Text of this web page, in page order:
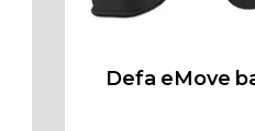
Defa eMove